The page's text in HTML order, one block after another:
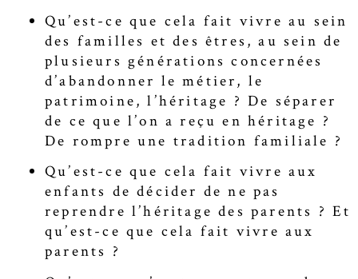
Qu’est-ce que cela fait vivre au sein
des familles et des êtres, au sein de
plusieurs générations concernées
d’abandonner le métier, le
patrimoine, l’héritage ? De séparer
de ce que l’on a reçu en héritage ?
De rompre une tradition familiale ?
Qu’est-ce que cela fait vivre aux
enfants de décider de ne pas
reprendre l’héritage des parents ? Et
qu’est-ce que cela fait vivre aux
parents ?